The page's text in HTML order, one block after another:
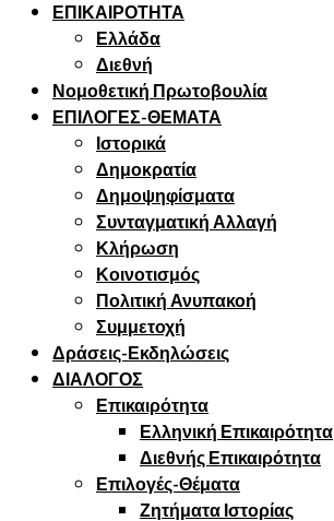
ΕΠΙΚΑΙΡΟΤΗΤΑ
Ελλάδα
Διεθνή
Νομοθετική Πρωτοβουλία
ΕΠΙΛΟΓΕΣ-ΘΕΜΑΤΑ
Ιστορικά
Δημοκρατία
Δημοψηφίσματα
Συνταγματική Αλλαγή
Κλήρωση
Κοινοτισμός
Πολιτική Ανυπακοή
Συμμετοχή
Δράσεις-Εκδηλώσεις
ΔΙΑΛΟΓΟΣ
Επικαιρότητα
Ελληνική Επικαιρότητα
Διεθνής Επικαιρότητα
Επιλογές-Θέματα
Ζητήματα Ιστορίας